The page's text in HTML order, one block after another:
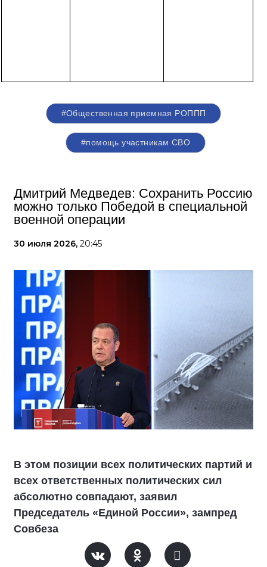
#Общественная приемная РОППП
#помощь участникам СВО
Дмитрий Медведев: Сохранить Россию
можно только Победой в специальной
военной операции
30 июля 2026, 20:45
В этом позиции всех политических партий и
всех ответственных политических сил
абсолютно совпадают, заявил
Председатель «Единой России», зампред
Совбеза